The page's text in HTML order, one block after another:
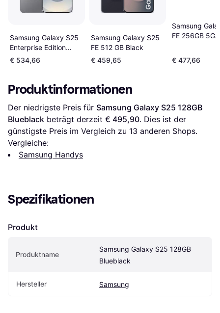
Samsung Galaxy S25
Enterprise Edition
128GB
€ 534,66
Samsung Galaxy S25
FE 512 GB Black
€ 459,65
Samsung
FE 256GB 5G
€ 477,66
Produktinformationen
Der niedrigste Preis für Samsung Galaxy S25 128GB
Blueblack beträgt derzeit € 495,90. Dies ist der
günstigste Preis im Vergleich zu 13 anderen Shops.
Vergleiche:
Samsung Handys
Spezifikationen
Produkt
Produktname
Samsung Galaxy S25 128GB
Blueblack
Hersteller Samsung